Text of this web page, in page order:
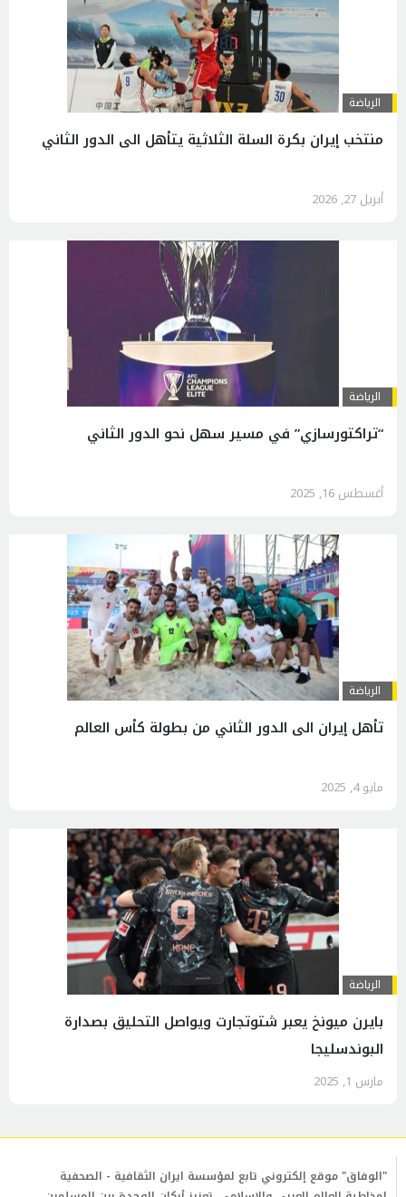
الرياضة
منتخب إيران بكرة السلة الثلاثية يتأهل الى الدور الثاني
أبريل 27, 2026
الرياضة
“تراكتورسازي” في مسير سهل نحو الدور الثاني
أغسطس 16, 2025
الرياضة
تأهل إيران الى الدور الثاني من بطولة كأس العالم
مايو 4, 2025
الرياضة
بايرن ميونخ يعبر شتوتجارت ويواصل التحليق بصدارة
البوندسليجا
مارس 1, 2025
"الوفاق" موقع إلكتروني تابع لمؤسسة ايران الثقافية - الصحفية